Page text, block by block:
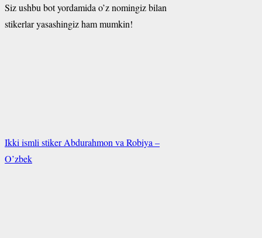
Siz ushbu bot yordamida o’z nomingiz bilan
stikerlar yasashingiz ham mumkin!
Ikki ismli stiker Abdurahmon va Robiya –
O’zbek